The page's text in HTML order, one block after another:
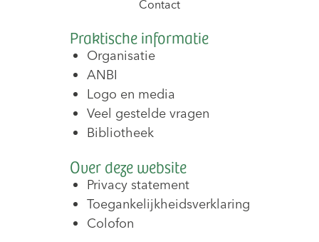
Contact
Praktische informatie
Organisatie
ANBI
Logo en media
Veel gestelde vragen
Bibliotheek
Over deze website
Privacy statement
Toegankelijkheidsverklaring
Colofon